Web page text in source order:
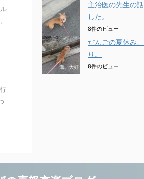
主治医の先生の
した。
8件のビュー
だんごの夏休み
り。
8件のビュー